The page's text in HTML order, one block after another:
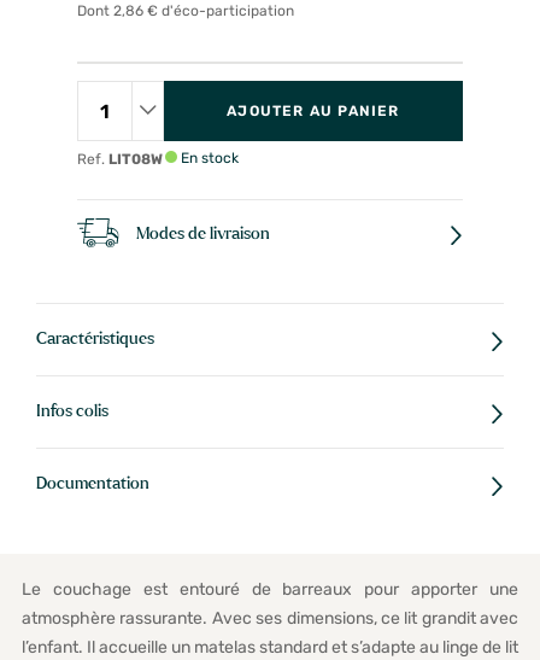
Dont 2,86 € d'éco-participation
Ref. LIT08W
AJOUTER AU PANIER
En stock
Modes de livraison
Caractéristiques
Infos colis
Documentation
Le couchage est entouré de barreaux pour apporter une
atmosphère rassurante. Avec ses dimensions, ce lit grandit avec
l’enfant. Il accueille un matelas standard et s’adapte au linge de lit